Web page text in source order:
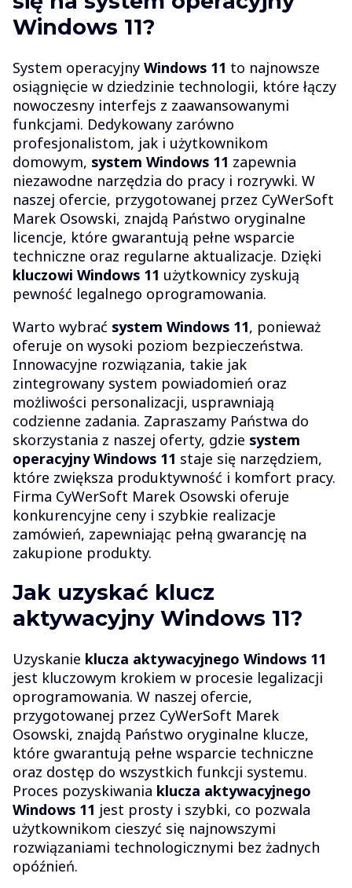
Windows 11?
System operacyjny Windows 11 to najnowsze
osiągnięcie w dziedzinie technologii, które łączy
nowoczesny interfejs z zaawansowanymi
funkcjami. Dedykowany zarówno
profesjonalistom, jak i użytkownikom
domowym, system Windows 11 zapewnia
niezawodne narzędzia do pracy i rozrywki. W
naszej ofercie, przygotowanej przez CyWerSoft
Marek Osowski, znajdą Państwo oryginalne
licencje, które gwarantują pełne wsparcie
techniczne oraz regularne aktualizacje. Dzięki
kluczowi Windows 11 użytkownicy zyskują
pewność legalnego oprogramowania.
Warto wybrać system Windows 11, ponieważ
oferuje on wysoki poziom bezpieczeństwa.
Innowacyjne rozwiązania, takie jak
zintegrowany system powiadomień oraz
możliwości personalizacji, usprawniają
codzienne zadania. Zapraszamy Państwa do
skorzystania z naszej oferty, gdzie system
operacyjny Windows 11 staje się narzędziem,
które zwiększa produktywność i komfort pracy.
Firma CyWerSoft Marek Osowski oferuje
konkurencyjne ceny i szybkie realizacje
zamówień, zapewniając pełną gwarancję na
zakupione produkty.
Jak uzyskać klucz
aktywacyjny Windows 11?
Uzyskanie klucza aktywacyjnego Windows 11
jest kluczowym krokiem w procesie legalizacji
oprogramowania. W naszej ofercie,
przygotowanej przez CyWerSoft Marek
Osowski, znajdą Państwo oryginalne klucze,
które gwarantują pełne wsparcie techniczne
oraz dostęp do wszystkich funkcji systemu.
Proces pozyskiwania klucza aktywacyjnego
Windows 11 jest prosty i szybki, co pozwala
użytkownikom cieszyć się najnowszymi
rozwiązaniami technologicznymi bez żadnych
opóźnień.